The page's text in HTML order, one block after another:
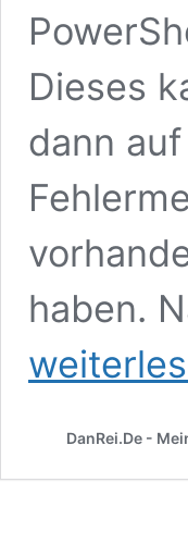
Dieses
dann
haben.
DanRei.De -